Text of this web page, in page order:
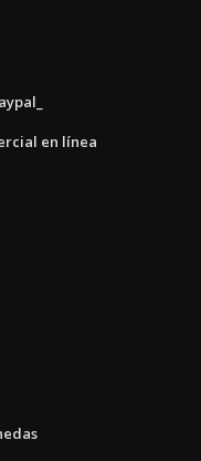
en línea